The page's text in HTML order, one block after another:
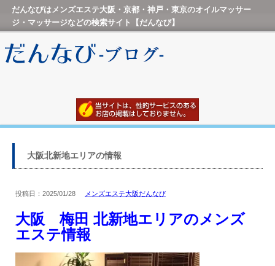
だんなびはメンズエステ大阪・京都・神戸・東京のオイルマッサー
ジ・マッサージなどの検索サイト【だんなび】
大阪北新地エリアの情報
投稿日：2025/01/28 メンズエステ大阪だんなび
大阪 梅田 北新地エリアのメンズ
エステ情報